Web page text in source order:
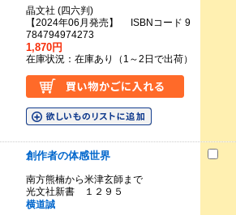
晶文社 (四六判)
【2024年06月発売】 ISBNコード 9
784794974273
1,870円
在庫状況：在庫あり（1～2日で出荷）
創作者の体感世界
南方熊楠から米津玄師まで
光文社新書 １２９５
横道誠